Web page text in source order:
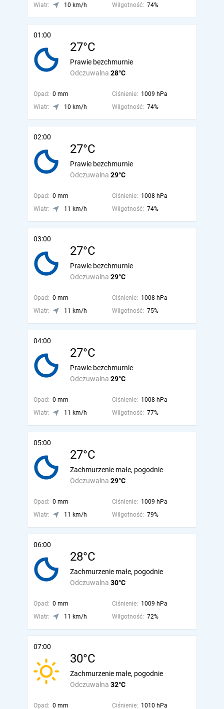
Wiatr:
10 km/h Wilgotność: 74%
01:00
27°C
Odczuwalna 28°C
Prawie bezchmurnie
Opad: 0 mm Ciśnienie: 1009 hPa
Wiatr:
10 km/h Wilgotność: 74%
02:00
27°C
Odczuwalna 29°C
Prawie bezchmurnie
Opad: 0 mm Ciśnienie: 1008 hPa
Wiatr:
11 km/h Wilgotność: 74%
03:00
27°C
Odczuwalna 29°C
Prawie bezchmurnie
Opad: 0 mm Ciśnienie: 1008 hPa
Wiatr:
11 km/h Wilgotność: 75%
04:00
27°C
Odczuwalna 29°C
Prawie bezchmurnie
Opad: 0 mm Ciśnienie: 1008 hPa
Wiatr:
11 km/h Wilgotność: 77%
05:00
27°C
Odczuwalna 29°C
Zachmurzenie małe, pogodnie
Opad: 0 mm Ciśnienie: 1009 hPa
Wiatr:
11 km/h Wilgotność: 79%
06:00
28°C
Odczuwalna 30°C
Zachmurzenie małe, pogodnie
Opad: 0 mm Ciśnienie: 1009 hPa
Wiatr:
11 km/h Wilgotność: 72%
07:00
30°C
Odczuwalna 32°C
Zachmurzenie małe, pogodnie
Opad: 0 mm Ciśnienie: 1010 hPa